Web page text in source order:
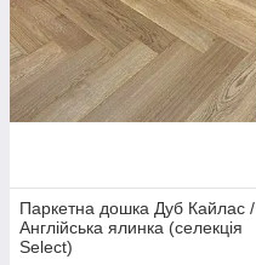
Паркетна дошка Дуб Кайлас /
Англійська ялинка (селекція
Select)